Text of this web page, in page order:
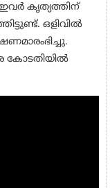
കൃത്യത്തിന്
ഒളിവിൽ
കോടതിയിൽ